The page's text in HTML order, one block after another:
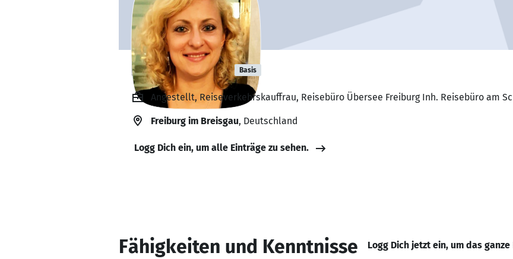
Rimma Majer Basis
Angestellt, Reiseverkehrskauffrau, Reisebüro Übersee Freiburg Inh. Reisebüro am
Freiburg im Breisgau, Deutschland
Logg Dich ein, um alle Einträge zu sehen.
Fähigkeiten und Kenntnisse Logg Dich jetzt ein, um das